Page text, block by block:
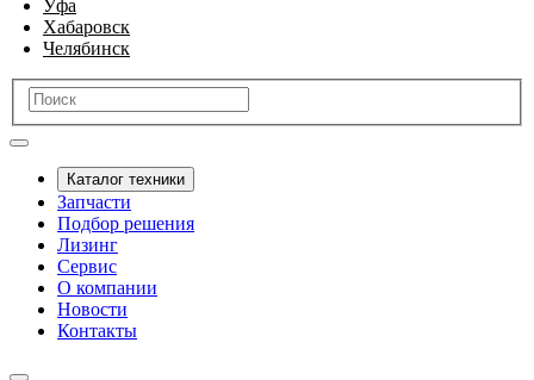
Уфа
Хабаровск
Челябинск
Каталог техники
Запчасти
Подбор решения
Лизинг
Сервис
О компании
Новости
Контакты